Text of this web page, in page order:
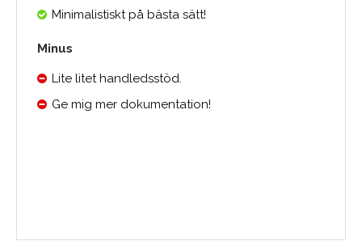
Minimalistiskt på bästa sätt!
Minus
Lite litet handledsstöd.
Ge mig mer dokumentation!